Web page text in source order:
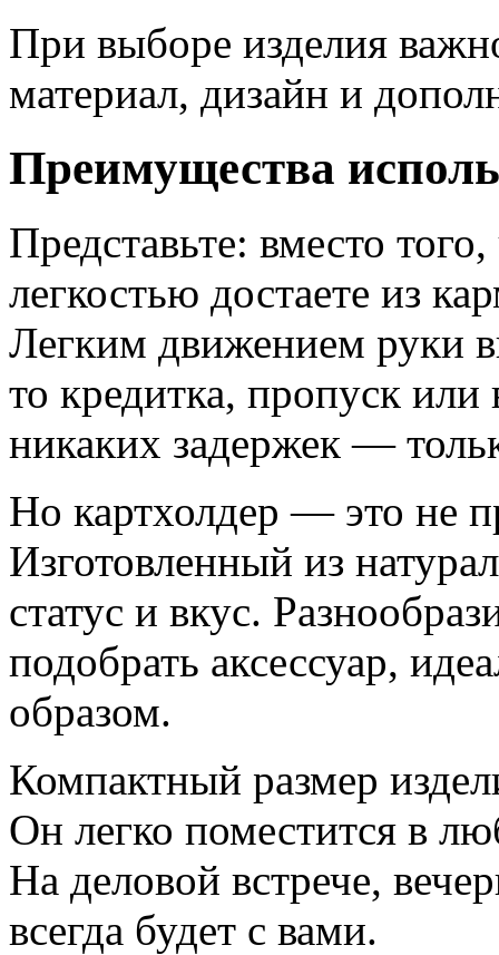
При выборе изделия
материал, дизайн и
Преимущества
Представьте: вместо
легкостью достаете из
Легким движением руки
то кредитка, пропуск
никаких задержек —
Но картхолдер — это не
Изготовленный из
статус и вкус.
подобрать аксессуар,
образом.
Компактный размер
Он легко поместится в
На деловой встрече,
всегда будет с вами.